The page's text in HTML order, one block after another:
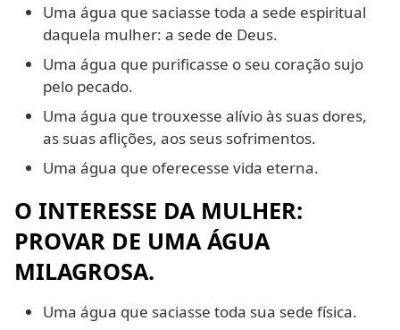
Uma água que saciasse toda a sede espiritual
daquela mulher: a sede de Deus.
Uma água que purificasse o seu coração sujo
pelo pecado.
Uma água que trouxesse alívio às suas dores,
as suas aflições, aos seus sofrimentos.
Uma água que oferecesse vida eterna.
O INTERESSE DA MULHER:
PROVAR DE UMA ÁGUA
MILAGROSA.
Uma água que saciasse toda sua sede física.